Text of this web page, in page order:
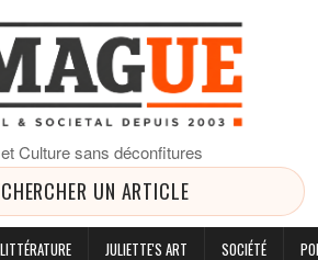
Culture sans déconfitures
UN ARTICLE
LITTÉRATURE JULIETTE'S ART SOCIÉTÉ